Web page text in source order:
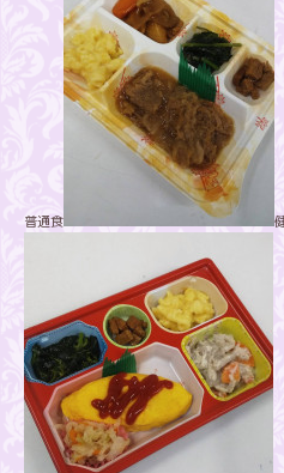
普通食